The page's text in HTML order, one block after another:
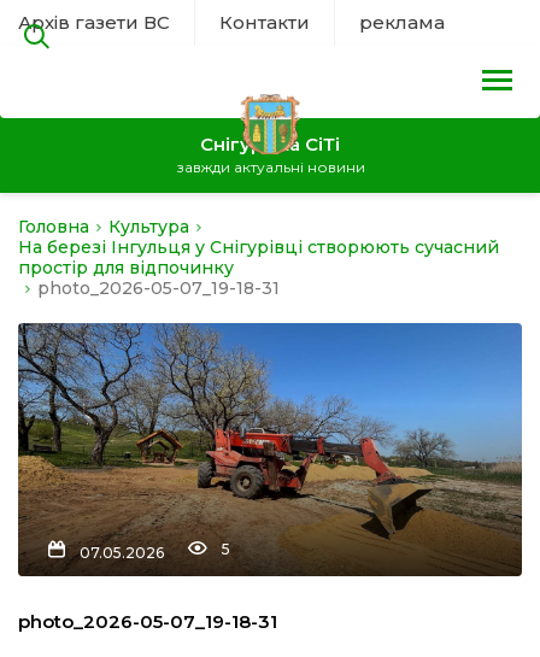
Архів газети ВС Контакти реклама
Снігурівка СіТі
завжди актуальні новини
Головна
Культура
На березі Інгульця у Снігурівці створюють сучасний
простір для відпочинку
photo_2026-05-07_19-18-31
07.05.2026 5
photo_2026-05-07_19-18-31